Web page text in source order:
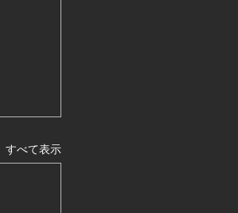
すべて表示